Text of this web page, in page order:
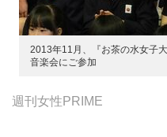
2013年11月、『お茶の水女子
音楽会にご参加
週刊女性PRIME